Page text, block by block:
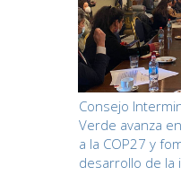
Consejo
Verde avanza
a la COP27 y
desarrollo de la